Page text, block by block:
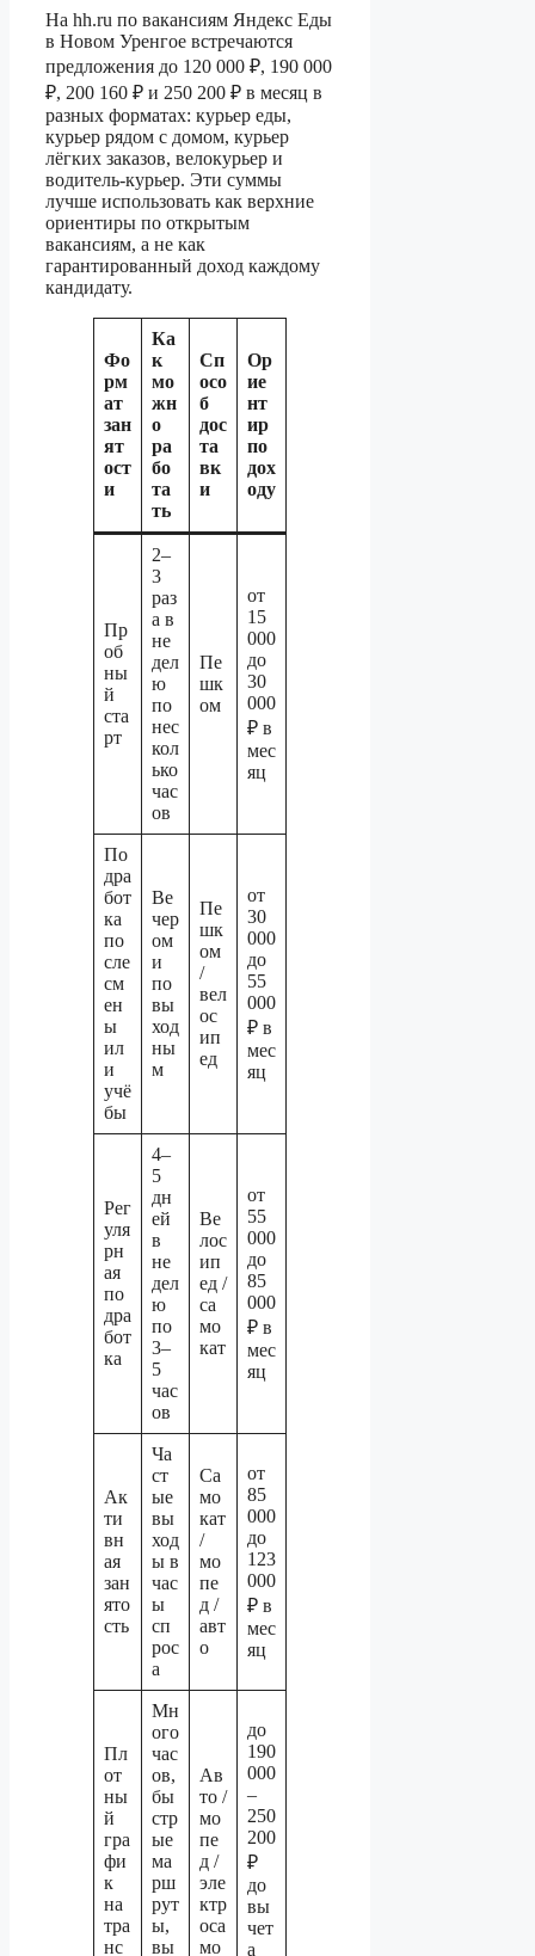
На hh.ru по вакансиям Яндекс Еды
в Новом Уренгое встречаются
предложения до 120 000 ₽, 190 000
₽, 200 160 ₽ и 250 200 ₽ в месяц в
разных форматах: курьер еды,
курьер рядом с домом, курьер
лёгких заказов, велокурьер и
водитель-курьер. Эти суммы
лучше использовать как верхние
ориентиры по открытым
вакансиям, а не как
гарантированный доход каждому
кандидату.
Фо
рм
ат
зан
ят
ост
и
Ка
к
мо
жн
о
ра
бо
та
ть
Сп
осо
б
дос
та
вк
и
Ор
ие
нт
ир
по
дох
оду
Пр
об
ны
й
ста
рт
2–
3
раз
а в
не
дел
ю
по
нес
кол
ько
час
ов
Пе
шк
ом
от
15
000
до
30
000
₽ в
мес
яц
По
дра
бот
ка
по
сле
см
ен
ы
ил
и
учё
бы
Ве
чер
ом
и
по
вы
ход
ны
м
Пе
шк
ом
/
вел
ос
ип
ед
от
30
000
до
55
000
₽ в
мес
яц
Рег
уля
рн
ая
по
дра
бот
ка
4–
5
дн
ей
в
не
дел
ю
по
3–
5
час
ов
Ве
лос
ип
ед /
са
мо
кат
от
55
000
до
85
000
₽ в
мес
яц
Ак
ти
вн
ая
зан
ято
сть
Ча
ст
ые
вы
ход
ы в
час
ы
сп
рос
а
Са
мо
кат
/
мо
пе
д /
авт
о
от
85
000
до
123
000
₽ в
мес
яц
Пл
от
ны
й
гра
фи
к
на
тра
нс
Мн
ого
час
ов,
бы
стр
ые
ма
рш
рут
ы,
вы
Ав
то /
мо
пе
д /
эле
ктр
оса
мо
до
190
000
–
250
200
₽
до
вы
чет
а